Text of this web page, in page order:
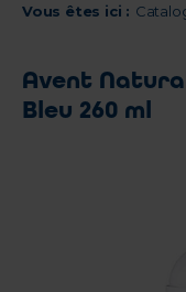
Vous êtes ici :
Avent
Bleu 260 ml